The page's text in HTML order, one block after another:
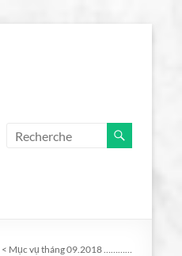
< Mục vụ tháng 09.2018 …………